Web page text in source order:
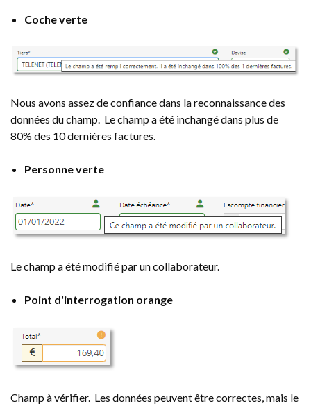
Coche verte
Nous avons assez de confiance dans la reconnaissance des
données du champ. Le champ a été inchangé dans plus de
80% des 10 dernières factures.
Personne verte
Le champ a été modifié par un collaborateur.
Point d'interrogation orange
Champ à vérifier. Les données peuvent être correctes, mais le